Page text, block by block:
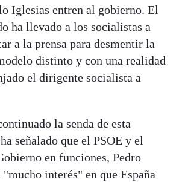
Iglesias entren al gobierno. El
ha llevado a los socialistas a
a la prensa para desmentir la
distinto y con una realidad
el dirigente socialista a
la senda de esta
señalado que el PSOE y el
en funciones, Pedro
"mucho interés" en que España